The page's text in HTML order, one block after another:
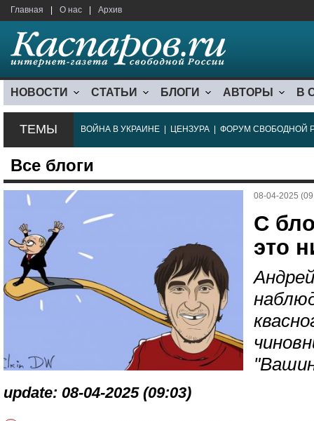
Главная О нас Архив
НОВОСТИ СТАТЬИ БЛОГИ АВТОРЫ В
ТЕМЫ ВОЙНА В УКРАИНЕ ЦЕНЗУРА ФОРУМ СВОБОДНОЙ
Все блоги
08-04-2025
С
это
update: 08-04-2025 (09:03)